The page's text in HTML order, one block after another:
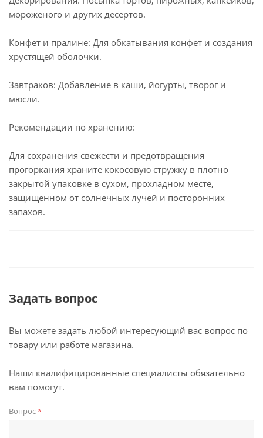
мороженого и других десертов.
Конфет и пралине: Для обкатывания конфет и создания
хрустящей оболочки.
Завтраков: Добавление в каши, йогурты, творог и
мюсли.
Рекомендации по хранению:
Для сохранения свежести и предотвращения
прогоркания храните кокосовую стружку в плотно
закрытой упаковке в сухом, прохладном месте,
защищенном от солнечных лучей и посторонних
запахов.
Задать вопрос
Вы можете задать любой интересующий вас вопрос по
товару или работе магазина.
Наши квалифицированные специалисты обязательно
вам помогут.
Вопрос*